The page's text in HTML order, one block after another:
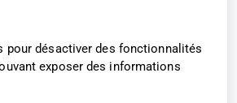
pour désactiver des fonctionnalités
exposer des informations